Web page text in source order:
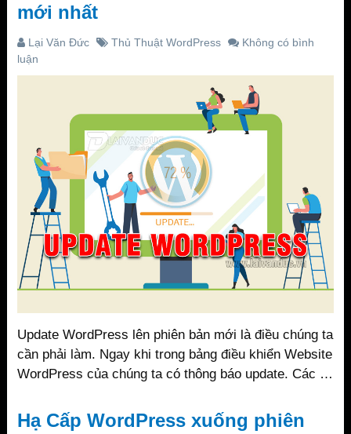
mới nhất
Lại Văn Đức Thủ Thuật WordPress
Không có bình
luận
Update WordPress lên phiên bản mới là điều chúng ta
cần phải làm. Ngay khi trong bảng điều khiển Website
WordPress của chúng ta có thông báo update. Các …
Hạ Cấp WordPress xuống phiên